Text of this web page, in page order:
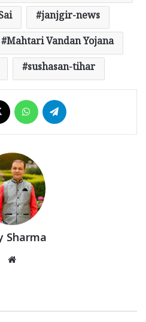
janjgir-news
Mahtari Vandan Yojana
sushasan-tihar
WhatsApp
Sharma